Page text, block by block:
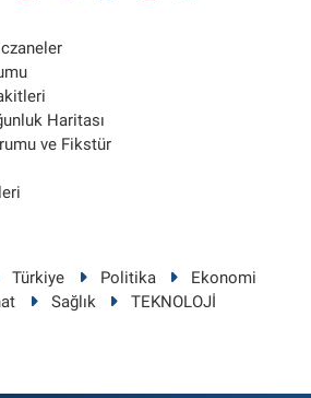
Haritası
ve Fikstür
Türkiye Politika
Ekonomi
Sağlık
TEKNOLOJİ